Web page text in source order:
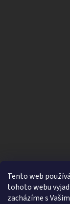
Tento web
tohoto webu
zacházíme s